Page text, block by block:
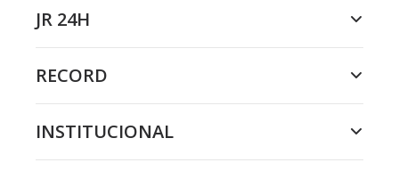
JR 24H
RECORD
INSTITUCIONAL